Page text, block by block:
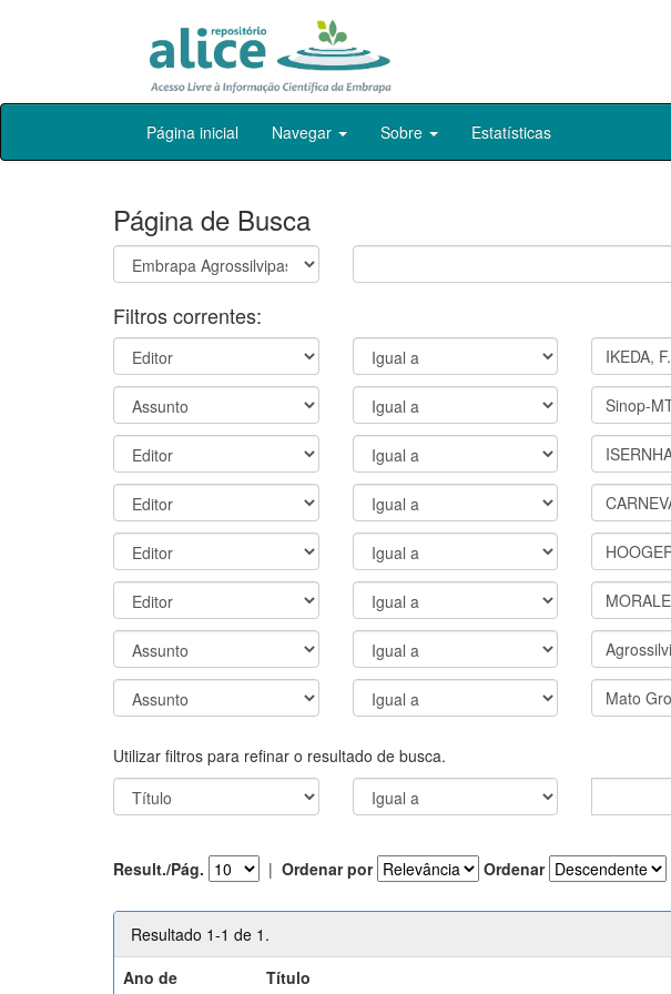
Skip
Página inicial Navegar Sobre Estatísticas
Página de Busca
Filtros correntes:
Utilizar filtros para refinar o resultado de busca.
Result./Pág. | Ordenar por Ordenar
Resultado 1-1 de 1.
Ano de
Título